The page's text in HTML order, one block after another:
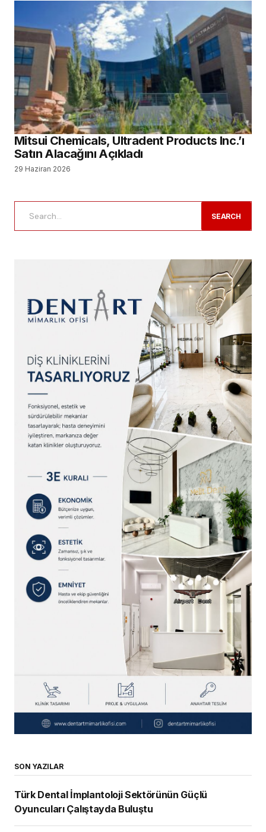
Mitsui Chemicals, Ultradent Products Inc.’ı
Satın Alacağını Açıkladı
29 Haziran 2026
SEARCH
SON YAZILAR
Türk Dental İmplantoloji Sektörünün Güçlü
Oyuncuları Çalıştayda Buluştu